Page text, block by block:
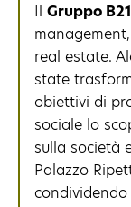
Il Gruppo B21
real estate.
state
obiettivi di
sociale lo
sulla società
Palazzo